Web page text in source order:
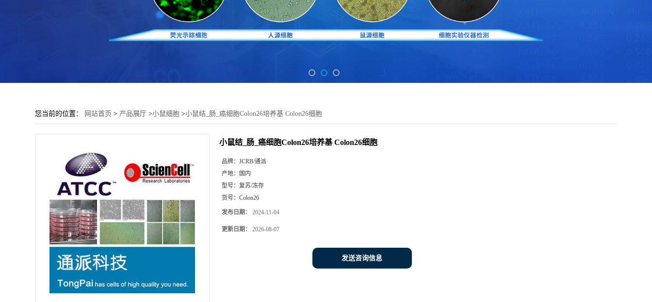
您当前的位置： 网站首页 > 产品展厅 >小鼠细胞 >小鼠结_肠_癌细胞Colon26培养基 Colon26细胞
小鼠结_肠_癌细胞Colon26培养基 Colon26细胞
品牌： JCRB/通派
产地：
国内
型号： 复苏/冻存
货号： Colon26
发布日期： 2024-11-04
更新日期： 2026-08-07
发送咨询信息